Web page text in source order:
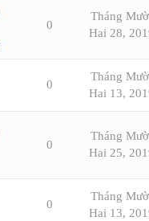
0
Tháng
Hai 28,
0
Tháng
Hai 13,
0
Tháng
Hai 25,
0
Tháng
Hai 13,